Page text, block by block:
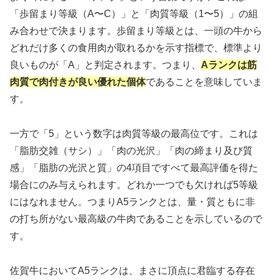
「歩留まり等級（A〜C）」と「肉質等級（1〜5）」の組
み合わせで決まります。歩留まり等級とは、一頭の牛から
どれだけ多くの食用肉が取れるかを示す指標で、標準より
良いものが「A」と判定されます。つまり、 Aランクは筋
肉質で肉付きが良い優れた個体であることを意味していま
す。
一方で「5」という数字は肉質等級の最高位です。これは
「脂肪交雑（サシ）」「肉の光沢」「肉の締まり及び質
感」「脂肪の光沢と質」の4項目ですべて最高評価を得た
場合にのみ与えられます。どれか一つでも欠ければ5等級
にはなれません。つまりA5ランクとは、量・質ともに非
の打ち所がない最高級の牛肉であることを示しているので
す。
佐賀牛においてA5ランクは、まさに頂点に君臨する存在